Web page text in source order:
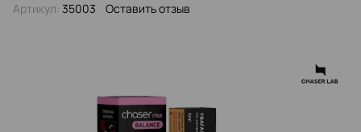
Артикул: 35003 Оставить отзыв